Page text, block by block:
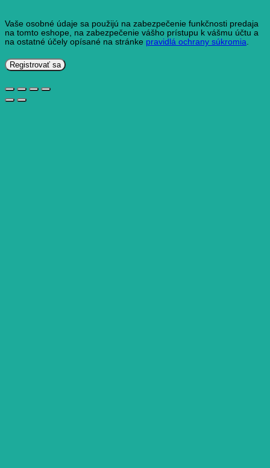
Vaše osobné údaje sa použijú na zabezpečenie funkčnosti predaja
na tomto eshope, na zabezpečenie vášho prístupu k vášmu účtu a
na ostatné účely opísané na stránke pravidlá ochrany súkromia
Registrovať sa